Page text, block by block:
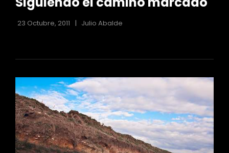
LAS
23 Octubre, 2011 Julio Abalde